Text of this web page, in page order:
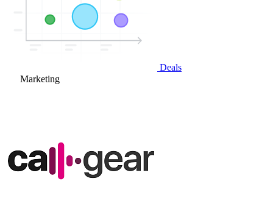
Deals
Marketing